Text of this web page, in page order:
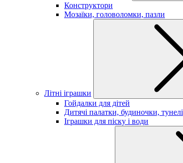
Конструктори
Мозаїки, головоломки, пазли
Літні іграшки
Гойдалки для дітей
Дитячі палатки, будиночки, тунелі
Іграшки для піску і води